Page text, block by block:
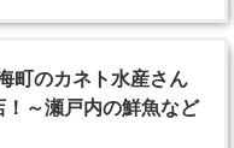
町のカネト水産さん
～瀬戸内の鮮魚など